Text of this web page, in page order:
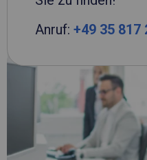
Anruf: +49 35 817